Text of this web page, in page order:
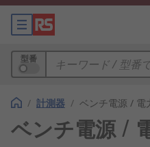
型番
/ 計測器 / ベンチ電源 / 電
ベンチ電源 /